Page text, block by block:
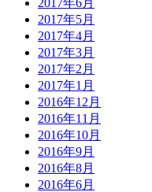
2017年5月
2017年4月
2017年3月
2017年2月
2017年1月
2016年12月
2016年11月
2016年10月
2016年9月
2016年8月
2016年6月